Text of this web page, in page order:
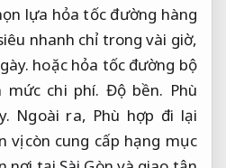
lựa hỏa tốc đường hàng
nhanh chỉ trong vài giờ,
hoặc hỏa tốc đường bộ
chi phí. Độ bền. Phù
Ngoài ra, Phù hợp đi lại
vị còn cung cấp hạng mục